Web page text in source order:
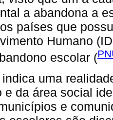
a abandona a
países que
Humano
escolar (
uma
e da área social
e